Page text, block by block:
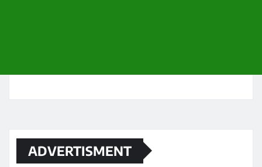
ADVERTISMENT